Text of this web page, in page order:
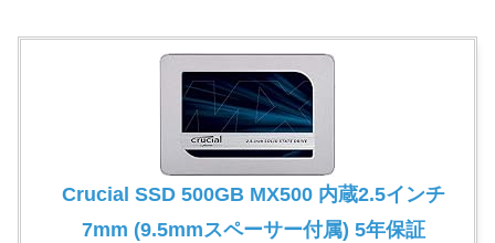
Crucial SSD 500GB MX500 内蔵2.5インチ
7mm (9.5mmスペーサー付属) 5年保証